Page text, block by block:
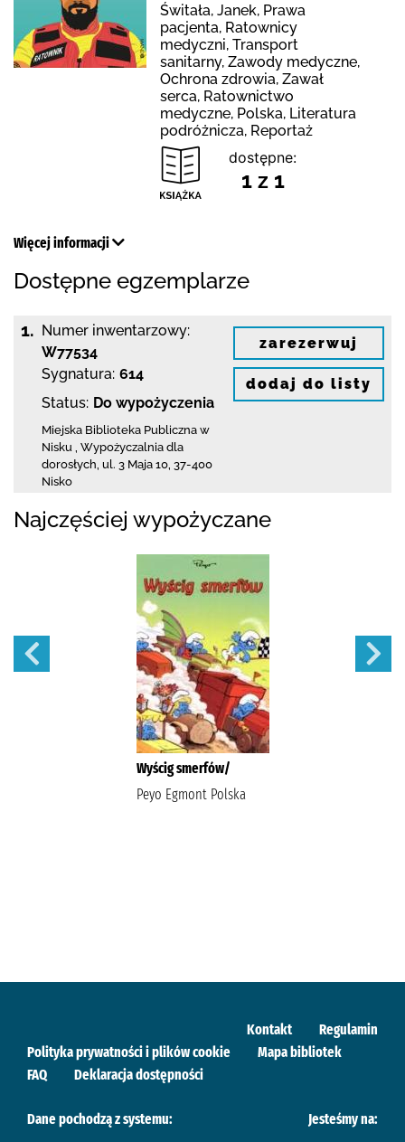
Świtała, Janek, Prawa
pacjenta, Ratownicy
medyczni, Transport
sanitarny, Zawody medyczne,
Ochrona zdrowia, Zawał
serca, Ratownictwo
medyczne, Polska, Literatura
podróżnicza, Reportaż
dostępne:
1 z 1
Więcej informacji
Dostępne egzemplarze
1. Numer inwentarzowy:
W77534
Sygnatura: 614
Status: Do wypożyczenia
Miejska Biblioteka Publiczna w
Nisku
Wypożyczalnia dla
dorosłych, ul. 3 Maja 10 37-400
Nisko
zarezerwuj
dodaj do listy
Najczęściej wypożyczane
Wyścig smerfów/
Peyo Egmont Polska
Kontakt
Regulamin
Polityka prywatności i plików cookie
Mapa bibliotek
FAQ
Deklaracja dostępności
Dane pochodzą z systemu: Jesteśmy na: